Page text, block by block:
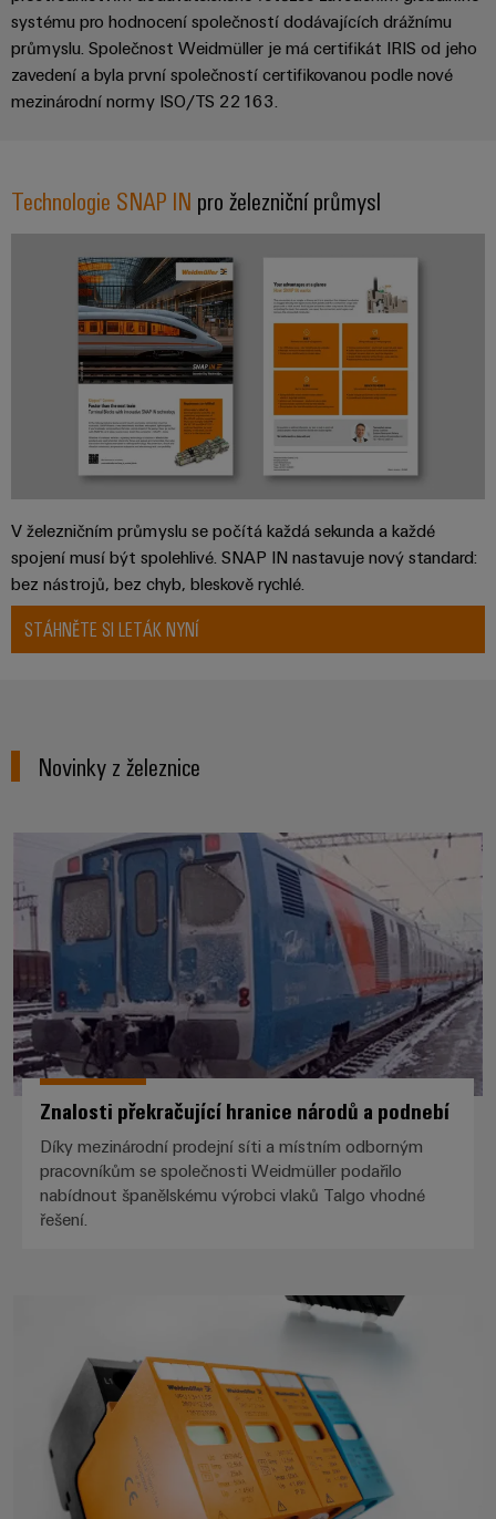
systému pro hodnocení společností dodávajících drážnímu
průmyslu. Společnost Weidmüller je má certifikát IRIS od jeho
zavedení a byla první společností certifikovanou podle nové
mezinárodní normy ISO/TS 22163.
Technologie SNAP IN pro železniční průmysl
V železničním průmyslu se počítá každá sekunda a každé
spojení musí být spolehlivé. SNAP IN nastavuje nový standard:
bez nástrojů, bez chyb, bleskově rychlé.
STÁHNĚTE SI LETÁK NYNÍ
Novinky z železnice
Znalosti překračující hranice
Znalosti překračující hranice národů a podnebí
Díky mezinárodní prodejní síti a místním odborným
pracovníkům se společnosti Weidmüller podařilo
nabídnout španělskému výrobci vlaků Talgo vhodné
řešení.
Bezpečná doprava i během